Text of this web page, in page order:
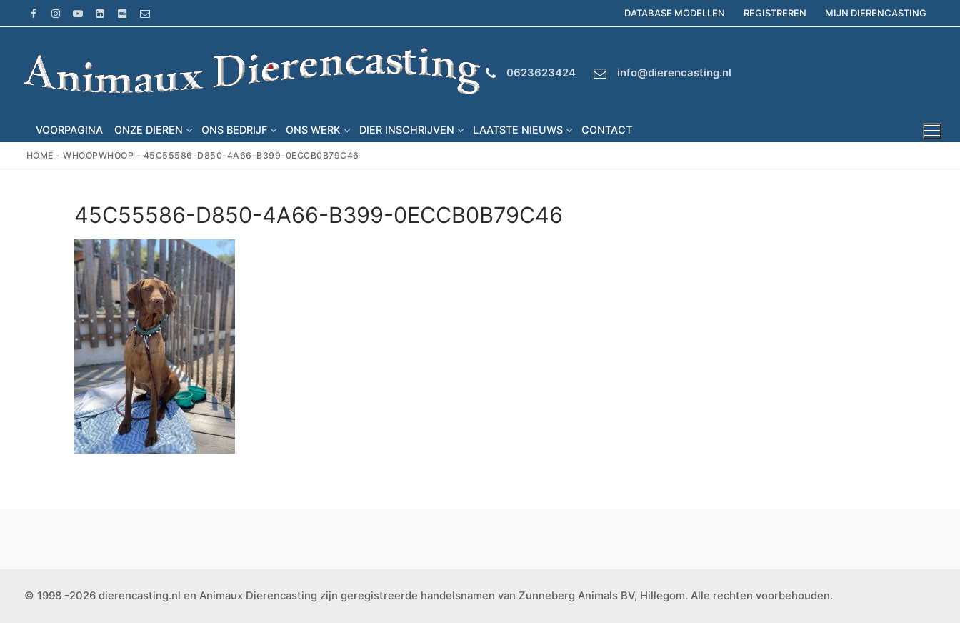
naar
inhoud
DATABASE MODELLEN REGISTREREN MIJN DIERENCASTING
0623623424 info@dierencasting.nl
VOORPAGINA ONZE DIEREN ONS BEDRIJF ONS WERK DIER INSCHRIJVEN LAATSTE NIEUWS CONTACT
HOME -WHOOPWHOOP - 45C55586-D850-4A66-B399-0ECCB0B79C46
45C55586-D850-4A66-B399-0ECCB0B79C46
© 1998 -2026 dierencasting.nl en Animaux Dierencasting zijn geregistreerde handelsnamen van Zunneberg Animals BV, Hillegom. Alle rechten voorbehouden.